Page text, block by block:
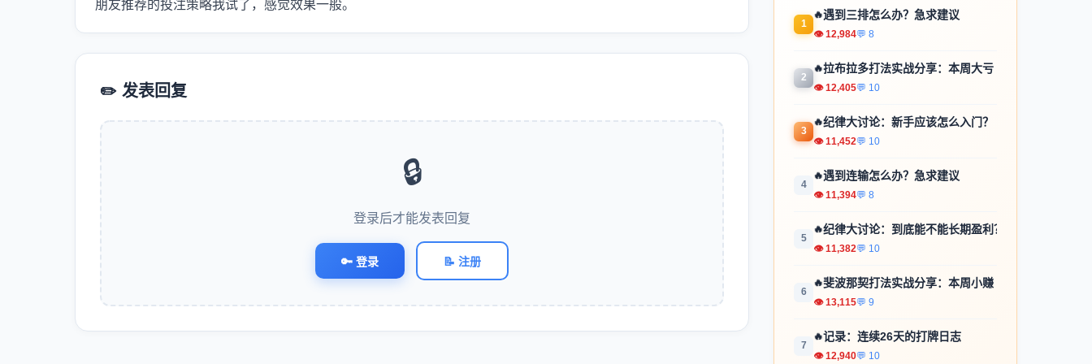
朋友推荐的投注策略我试了，感觉效果一般。
✏️ 发表回复
🔒
登录后才能发表回复
🔑 登录 📝 注册
1
🔥遇到三排怎么办？急求建议
👁 12,984💬 8
2
🔥拉布拉多打法实战分享：本周大亏
👁 12,405💬 10
3
🔥纪律大讨论：新手应该怎么入门？
👁 11,452💬 10
4
🔥遇到连输怎么办？急求建议
👁 11,394💬 8
5
🔥纪律大讨论：到底能不能长期盈利？
👁 11,382💬 10
6
🔥斐波那契打法实战分享：本周小赚
👁 13,115💬 9
7
🔥记录：连续26天的打牌日志
👁 12,940💬 10